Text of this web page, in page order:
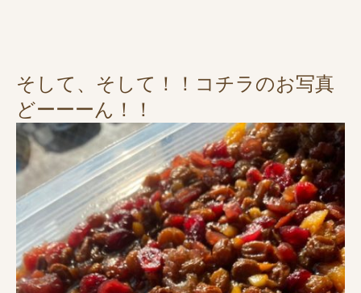
そして、そして！！コチラのお写真
どーーーん！！